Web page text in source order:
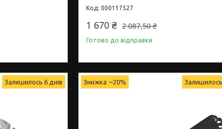
000117527
2 087,50 ₴
1 670 ₴
Готово до відправки
Залишилось 6 днів –20% Залишилось